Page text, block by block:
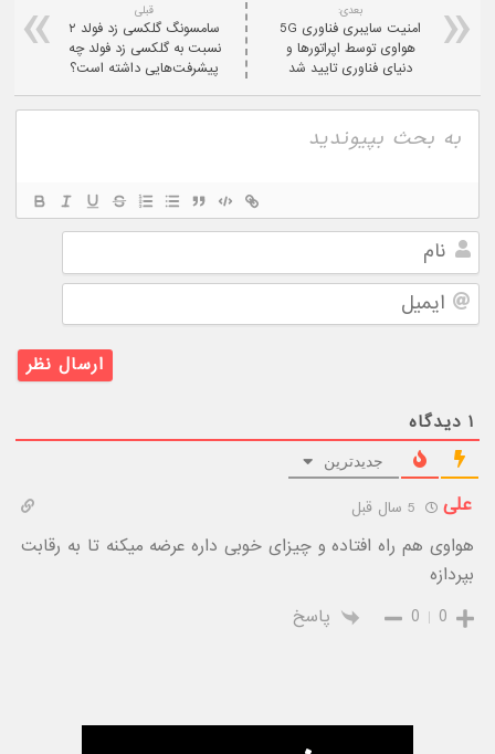
قبلی
سامسونگ گلکسی زد فولد ۲
نسبت به گلکسی زد فولد چه
پیشرفت‌هایی داشته است؟
بعدی:
امنیت سایبری فناوری 5G
هواوی توسط اپراتورها و
دنیای فناوری تایید شد
نام
ایمیل
۱ دیدگاه
جدیدترین
علی
هواوی هم راه افتاده و چیزای خوبی داره عرضه میکنه تا به رقابت
بپردازه
0
0 پاسخ